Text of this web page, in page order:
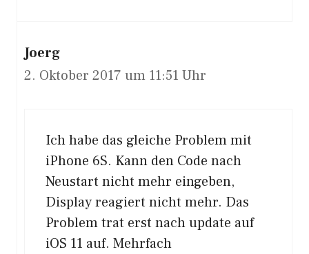
Joerg
2. Oktober 2017 um 11:51 Uhr
Ich habe das gleiche Problem mit
iPhone 6S. Kann den Code nach
Neustart nicht mehr eingeben,
Display reagiert nicht mehr. Das
Problem trat erst nach update auf
iOS 11 auf. Mehrfach